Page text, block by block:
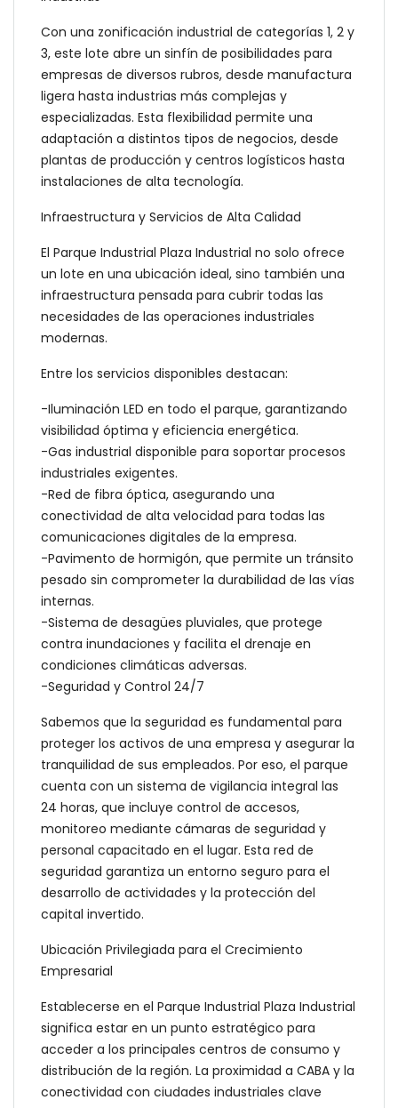
Con una zonificación industrial de categorías 1, 2 y
3, este lote abre un sinfín de posibilidades para
empresas de diversos rubros, desde manufactura
ligera hasta industrias más complejas y
especializadas. Esta flexibilidad permite una
adaptación a distintos tipos de negocios, desde
plantas de producción y centros logísticos hasta
instalaciones de alta tecnología.
Infraestructura y Servicios de Alta Calidad
El Parque Industrial Plaza Industrial no solo ofrece
un lote en una ubicación ideal, sino también una
infraestructura pensada para cubrir todas las
necesidades de las operaciones industriales
modernas.
Entre los servicios disponibles destacan:
-Iluminación LED en todo el parque, garantizando
visibilidad óptima y eficiencia energética.
-Gas industrial disponible para soportar procesos
industriales exigentes.
-Red de fibra óptica, asegurando una
conectividad de alta velocidad para todas las
comunicaciones digitales de la empresa.
-Pavimento de hormigón, que permite un tránsito
pesado sin comprometer la durabilidad de las vías
internas.
-Sistema de desagües pluviales, que protege
contra inundaciones y facilita el drenaje en
condiciones climáticas adversas.
-Seguridad y Control 24/7
Sabemos que la seguridad es fundamental para
proteger los activos de una empresa y asegurar la
tranquilidad de sus empleados. Por eso, el parque
cuenta con un sistema de vigilancia integral las
24 horas, que incluye control de accesos,
monitoreo mediante cámaras de seguridad y
personal capacitado en el lugar. Esta red de
seguridad garantiza un entorno seguro para el
desarrollo de actividades y la protección del
capital invertido.
Ubicación Privilegiada para el Crecimiento
Empresarial
Establecerse en el Parque Industrial Plaza Industrial
significa estar en un punto estratégico para
acceder a los principales centros de consumo y
distribución de la región. La proximidad a CABA y la
conectividad con ciudades industriales clave